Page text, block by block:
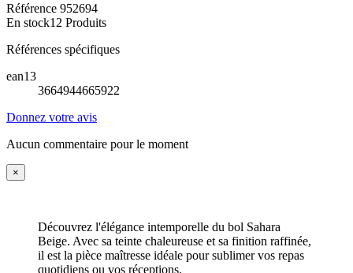
Référence 952694
En stock12 Produits
Références spécifiques
ean13
3664944665922
Donnez votre avis
Aucun commentaire pour le moment
×
Découvrez l'élégance intemporelle du bol Sahara
Beige. Avec sa teinte chaleureuse et sa finition raffinée,
il est la pièce maîtresse idéale pour sublimer vos repas
quotidiens ou vos réceptions.